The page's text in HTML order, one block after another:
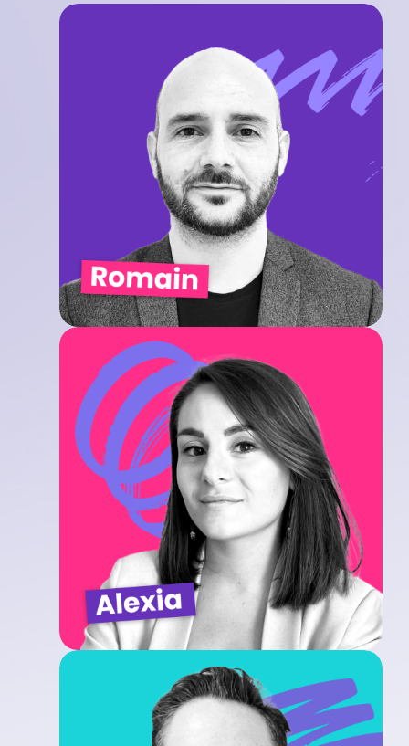
Romain Gremine
Directeur d'activité
Alexia Oury
Consultante